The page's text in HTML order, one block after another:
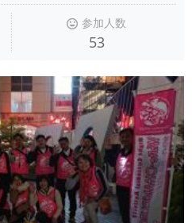
参加人数
53